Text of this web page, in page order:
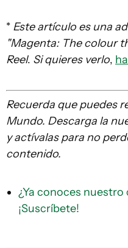
* Este artículo es una
"Magenta: The colour
Reel. Si quieres verlo,
Recuerda quepuedes
Mundo. Descarga la
y actívalas para no
contenido.
¿Ya conoces nuestro
¡Suscríbete!